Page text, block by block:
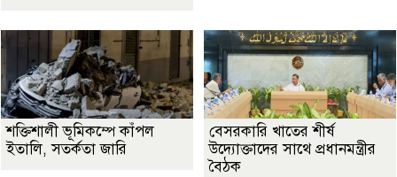
শক্তিশালী ভূমিকম্পে কাঁপল
ইতালি, সতর্কতা জারি
বেসরকারি খাতের শীর্ষ
উদ্যোক্তাদের সাথে প্রধানমন্ত্রীর
বৈঠক